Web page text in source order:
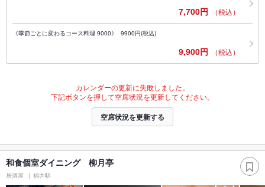
7,700円 （税込）
《季節ごとに変わるコース料理 9000》 9900円(税込)
9,900円 （税込）
カレンダーの更新に失敗しました。
下記ボタンを押して空席状況を更新してください。
空席状況を更新する
和食個室ダイニング 柳月亭
居酒屋 福井駅